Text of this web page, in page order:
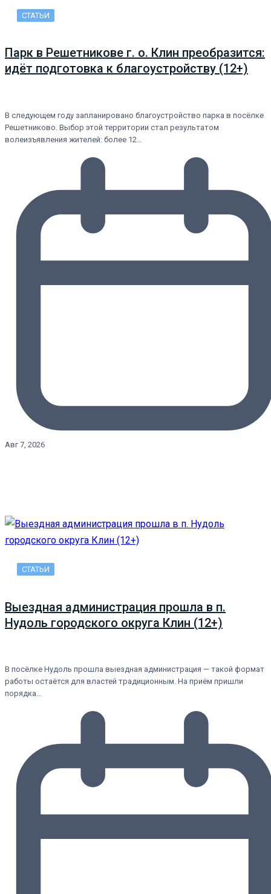
СТАТЬИ
Парк в Решетникове г. о. Клин преобразится:
идёт подготовка к благоустройству (12+)
В следующем году запланировано благоустройство парка в посёлке
Решетниково. Выбор этой территории стал результатом
волеизъявления жителей: более 12…
Авг 7, 2026
СТАТЬИ
Выездная администрация прошла в п.
Нудоль городского округа Клин (12+)
В посёлке Нудоль прошла выездная администрация — такой формат
работы остаётся для властей традиционным. На приём пришли
порядка…